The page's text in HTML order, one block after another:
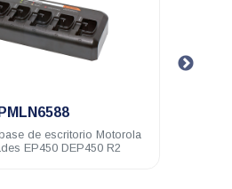
R2
Cargador individual
escritorio c/eliminador